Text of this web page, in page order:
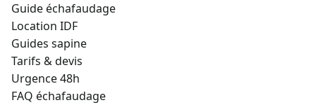
Guide échafaudage
Location IDF
Guides sapine
Tarifs & devis
Urgence 48h
FAQ échafaudage